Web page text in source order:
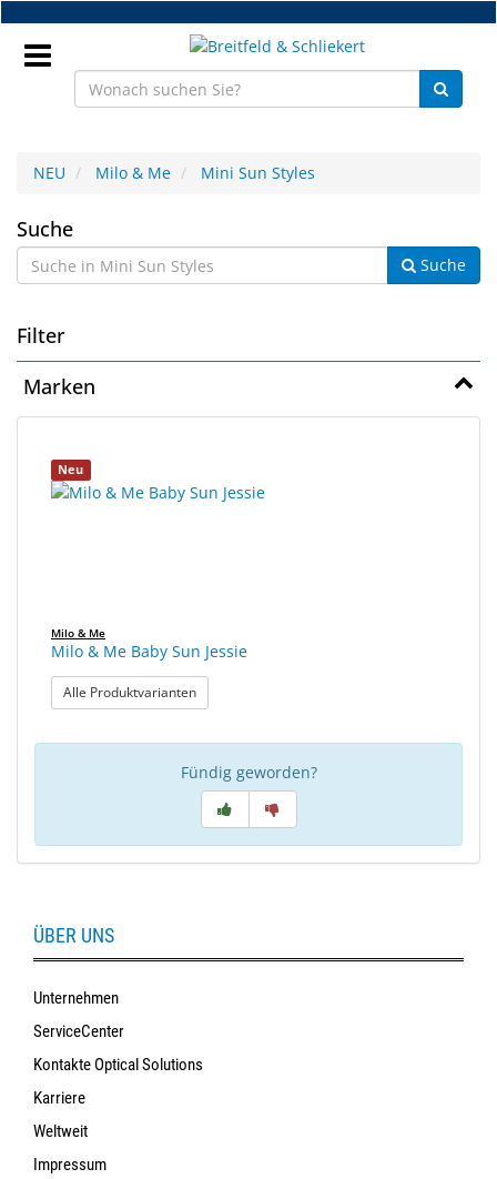
Zum
Hauptinhalt
springen
NEU
Brillenteile
Werkstatt
Handelsware
Sport
NEED
Instrumente
SALE
NEU Milo & Me Mini Sun Styles
Mini
Sun
Styles
Suche
Suche
Filter
Marken
Ergebnisse
Suchergebnisse
gerendert.
Neu
Milo & Me
Milo & Me Baby Sun Jessie
Alle Produktvarianten: Milo & Me Baby Sun Jessie
Fündig geworden?
ÜBER UNS
Unternehmen
ServiceCenter
Kontakte Optical Solutions
Karriere
Weltweit
Impressum